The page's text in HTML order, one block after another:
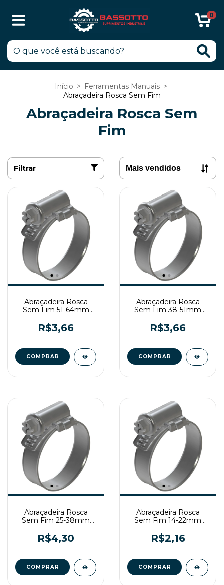
0
Início > Ferramentas Manuais >
Abraçadeira Rosca Sem Fim
Abraçadeira Rosca Sem
Fim
Filtrar
Abraçadeira Rosca
Sem Fim 51-64mm
R$3,66
Abraçadeira Rosca
Sem Fim 38-51mm
R$3,66
Abraçadeira Rosca
Sem Fim 25-38mm
R$4,30
Abraçadeira Rosca
Sem Fim 14-22mm
R$2,16